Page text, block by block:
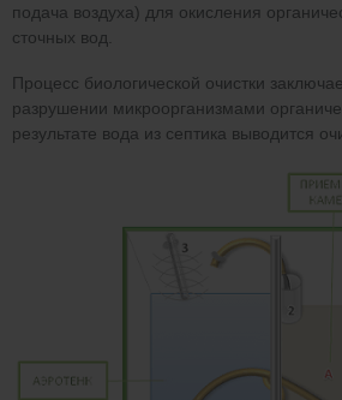
подача воздуха) для окисления
сточных вод.
Процесс биологической очистки
разрушении микроорганизмами
результате вода из септика выводится